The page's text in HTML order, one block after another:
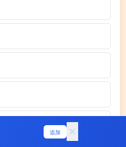
追加